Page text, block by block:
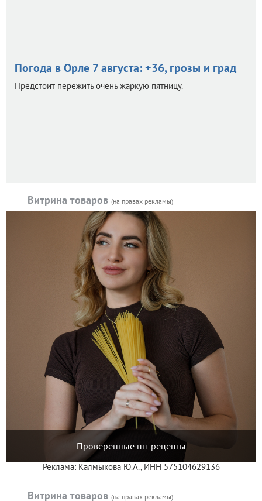
Погода в Орле 7 августа: +36, грозы и град
Предстоит пережить очень жаркую пятницу.
Витрина товаров (на правах рекламы)
Проверенные пп-рецепты
Реклама: Калмыкова Ю.А., ИНН 575104629136
Витрина товаров (на правах рекламы)